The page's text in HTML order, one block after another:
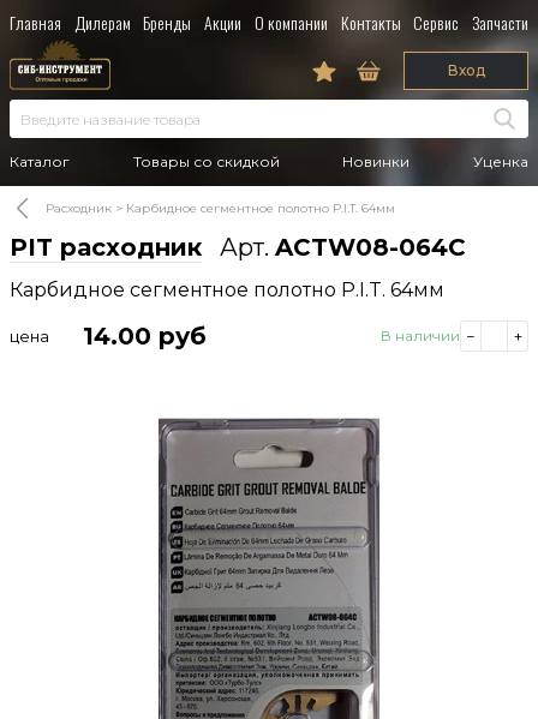
Главная Дилерам Бренды Акции О компании Контакты Сервис Запчасти
Каталог Товары со скидкой Новинки Уценка
Вход
Расходник Карбидное сегментное полотно P.I.T. 64мм
PIT расходник Арт. ACTW08-064C
Карбидное сегментное полотно P.I.T. 64мм
цена 14.00 руб В наличии